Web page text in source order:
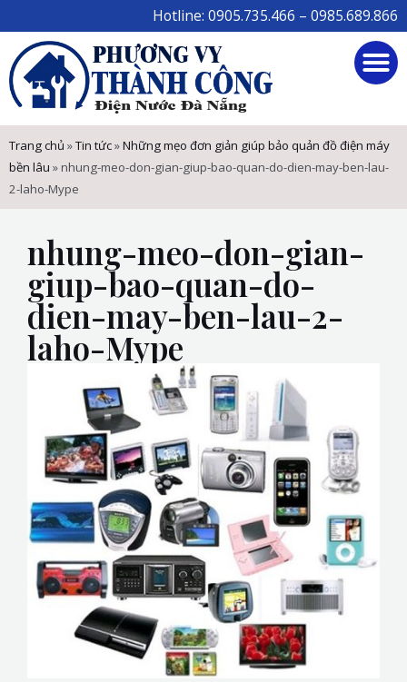
to
content
Hotline: 0905.735.466 – 0985.689.866
Trang chủ »Tin tức»Những mẹo đơn giản giúp bảo quản đồ điện máy
bền lâu » nhung-meo-don-gian-giup-bao-quan-do-dien-may-ben-lau-
2-laho-Mype
nhung-meo-don-gian-
giup-bao-quan-do-
dien-may-ben-lau-2-
laho-Mype